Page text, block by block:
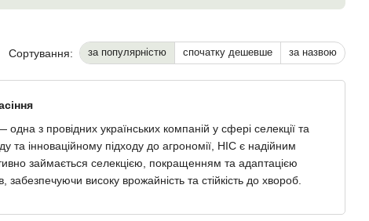
Сортування: за популярністю спочатку дешевше за назвою
з провідних українських компаній у сфері селекції та
та інноваційному підходу до агрономії, НІС є надійним
займається селекцією, покращенням та адаптацією
забезпечуючи високу врожайність та стійкість до хвороб.